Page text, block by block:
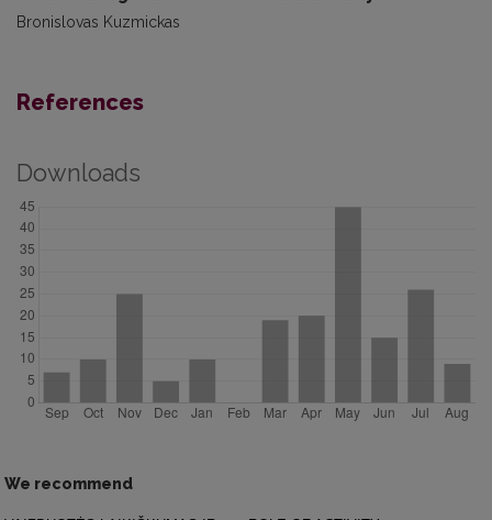
Bronislovas Kuzmickas
References
Downloads
We recommend